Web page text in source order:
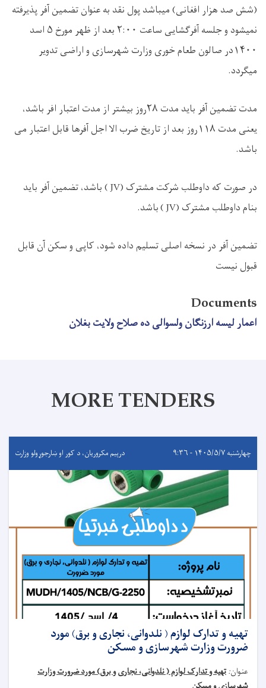
(شش صد هزار افغانی) میباشد پول نقد به عنوان تضمین آفر پذیرفته
نمیشود و جلسه آفرگشایی ساعت ۲:۰۰ بعد از ظهر مورخ ۵ اسد
۱۴۰۰در صالون طعام خوری وزارت شهرسازی و اراضی تدویر
میگردد.
مدت تضمین آفر باید مدت ۲۸روز بیشتر از مدت اعتبار افر باشد،
یعنی مدت ۱۱۸روز بعد از تاریخ ضرب الا اجل آفرها قابل اعتبار می
باشد.
در صورت که داوطلب شرکت مشترک ( JV)باشد، تضمین آفر باید
بنام داوطلب مشترک ( JV)باشد.
تضمین آفر در نسخه اصلی تسلیم داده شود، کاپی وسکن آن قابل
قبول نیست
Documents
اعمار لیسه ارزنگان ولسوالی ده صلاح ولایت بغلان
MORE TENDERS
چهارشنبه ۱۴۰۵/۵/۷ - ۹:۳۶ درېيم مکروریان، د کور او ښارجوړولو وزارت
تهیه و تدارک لوازم ( نلدوانی، نجاری و برق) مورد
ضرورت وزارت شهرسازی و مسکن
عنوان:تهیه و تدارک لوازم ( نلدوانی، نجاری و برق) مورد ضرورت وزارت